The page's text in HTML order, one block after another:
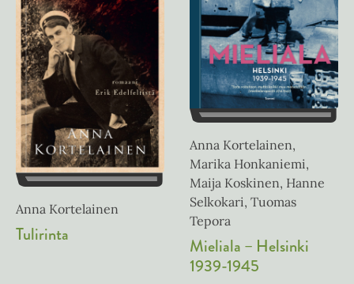
Anna Kortelainen
Tulirinta
Anna Kortelainen,
Marika Honkaniemi,
Maija Koskinen, Hanne
Selkokari, Tuomas
Tepora
Mieliala – Helsinki
1939-1945